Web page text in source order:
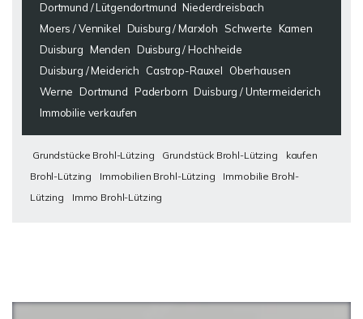
Dortmund / Lütgendortmund Niederdreisbach
Moers / Vennikel Duisburg / Marxloh Schwerte Kamen
Duisburg Menden Duisburg / Hochheide
Duisburg / Meiderich
Castrop-Rauxel
Oberhausen
Werne Dortmund Paderborn Duisburg / Untermeiderich
Immobilie verkaufen
Grundstücke Brohl-Lützing Grundstück Brohl-Lützing
kaufen
Brohl-Lützing
Immobilien Brohl-Lützing
Immobilie Brohl-
Lützing
Immo Brohl-Lützing